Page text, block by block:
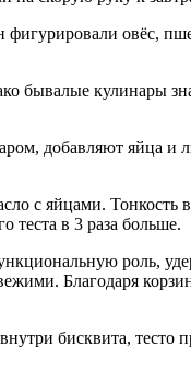
овёс,
бывалые кулинары
добавляют яйца и
с яйцами. Тонкость
в 3 раза больше.
роль,
Благодаря
бисквита, тесто